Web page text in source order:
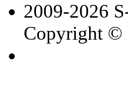
2009-2026
Copyright ©